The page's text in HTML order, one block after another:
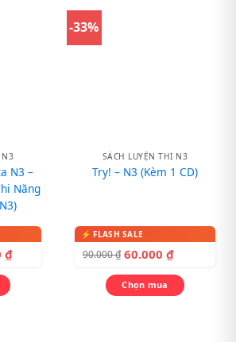
N3
N3 –
Năng
₫
-33%
SÁCH LUYỆN THI N3
Try! – N3 (Kèm 1 CD)
90.000₫ 60.000 ₫
Chọn mua